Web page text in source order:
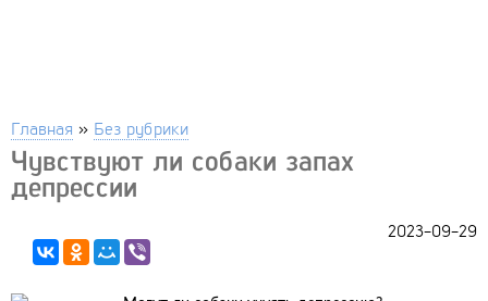
Главная » Без рубрики
Чувствуют ли собаки запах
депрессии
2023-09-29